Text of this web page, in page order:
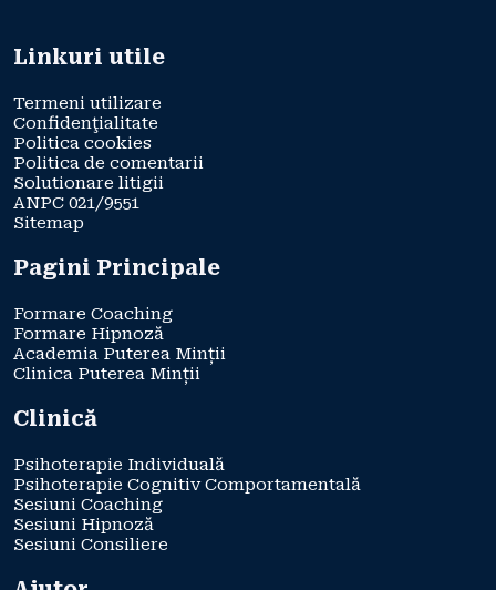
Linkuri utile
Termeni utilizare
Confidenţialitate
Politica cookies
Politica de comentarii
Solutionare litigii
ANPC 021/9551
Sitemap
Pagini Principale
Formare Coaching
Formare Hipnoză
Academia Puterea Minții
Clinica Puterea Minții
Clinică
Psihoterapie Individuală
Psihoterapie Cognitiv Comportamentală
Sesiuni Coaching
Sesiuni Hipnoză
Sesiuni Consiliere